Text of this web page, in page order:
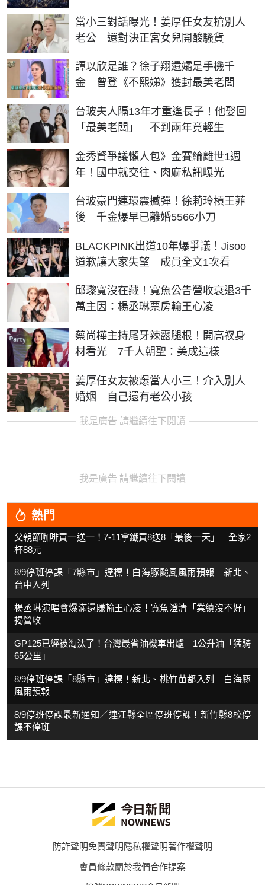
當小三對話曝光！姜厚任女友搶別人
老公 還對決正宮女兒開酸騷貨
譚以欣是誰？徐子翔遺孀是手機千
金 曾登《不熙娣》獲封最美老闆
台玻夫人隔13年才重逢長子！他娶回
「最美老闆」 不到兩年竟輕生
金秀賢爭議懶人包》金賽綸離世1週
年！國中就交往、肉麻私訊曝光
台玻豪門連環震撼彈！徐莉玲槓王菲
後 千金爆早已離婚5566小刀
BLACKPINK出道10年爆爭議！Jisoo
道歉讓大家失望 成員全文1次看
邱瓈寬沒在藏！寬魚公告營收衰退3千
萬主因：楊丞琳票房輸王心凌
蔡尚樺主持尾牙辣露腿根！開高衩身
材看光 7千人朝聖：美成這樣
姜厚任女友被爆當人小三！介入別人
婚姻 自己還有老公小孩
我是廣告 請繼續往下閱讀
我是廣告 請繼續往下閱讀
熱門
父親節咖啡買一送一！7-11拿鐵買8送8「最後一天」 全家2
杯88元
8/9停班停課「7縣市」達標！白海豚颱風風雨預報 新北、
台中入列
楊丞琳演唱會爆滿還賺輸王心凌！寬魚澄清「業績沒不好」
揭營收
GP125已經被淘汰了！台灣最省油機車出爐 1公升油「猛騎
65公里」
8/9停班停課「8縣市」達標！新北、桃竹苗都入列 白海豚
風雨預報
8/9停班停課最新通知／連江縣全區停班停課！新竹縣8校停
課不停班
防詐聲明免責聲明隱私權聲明著作權聲明
會員條款關於我們合作提案